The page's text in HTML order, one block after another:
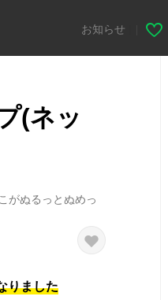
お知らせ
(ネッ
がぬるっとぬめっ
りました